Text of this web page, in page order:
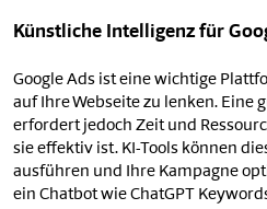
Künstliche Intelligenz für
Google Ads ist eine wichtige
auf Ihre Webseite zu lenken. Eine
erfordert jedoch Zeit und
sie effektiv ist. KI-Tools können
ausführen und Ihre Kampagne
ein Chatbot wie ChatGPT